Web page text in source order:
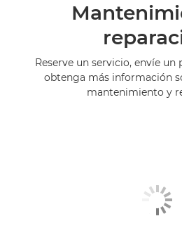
Reserve un servicio, envíe
obtenga más información
mantenimiento y